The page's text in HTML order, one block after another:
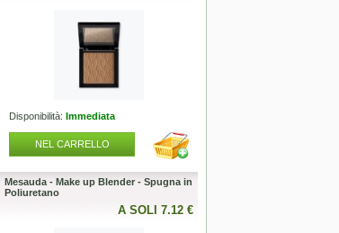
Disponibilità: Immediata
NEL CARRELLO
Mesauda - Make up Blender - Spugna in
Poliuretano
A SOLI 7.12 €